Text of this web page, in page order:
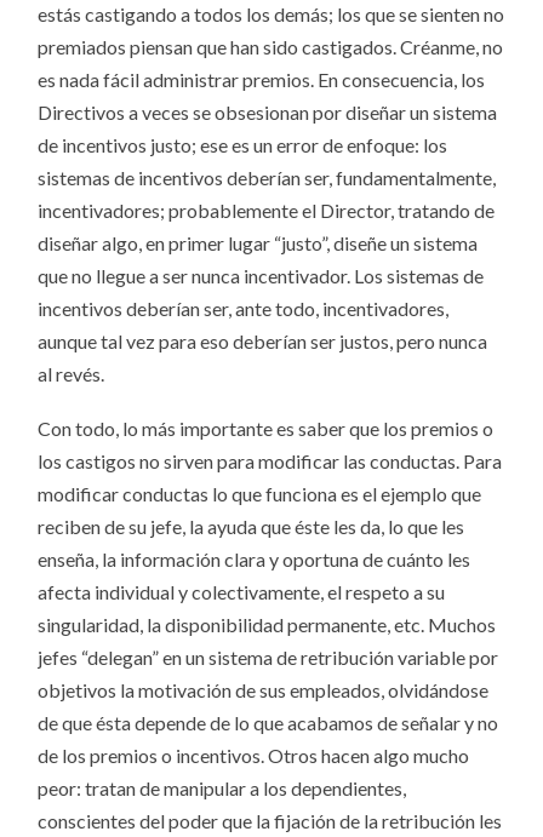
estás castigando a todos los demás; los que se sienten no
premiados piensan que han sido castigados. Créanme, no
es nada fácil administrar premios. En consecuencia, los
Directivos a veces se obsesionan por diseñar un sistema
de incentivos justo; ese es un error de enfoque: los
sistemas de incentivos deberían ser, fundamentalmente,
incentivadores; probablemente el Director, tratando de
diseñar algo, en primer lugar “justo”, diseñe un sistema
que no llegue a ser nunca incentivador. Los sistemas de
incentivos deberían ser, ante todo, incentivadores,
aunque tal vez para eso deberían ser justos, pero nunca
al revés.
Con todo, lo más importante es saber que los premios o
los castigos no sirven para modificar las conductas. Para
modificar conductas lo que funciona es el ejemplo que
reciben de su jefe, la ayuda que éste les da, lo que les
enseña, la información clara y oportuna de cuánto les
afecta individual y colectivamente, el respeto a su
singularidad, la disponibilidad permanente, etc. Muchos
jefes “delegan” en un sistema de retribución variable por
objetivos la motivación de sus empleados, olvidándose
de que ésta depende de lo que acabamos de señalar y no
de los premios o incentivos. Otros hacen algo mucho
peor: tratan de manipular a los dependientes,
conscientes del poder que la fijación de la retribución les